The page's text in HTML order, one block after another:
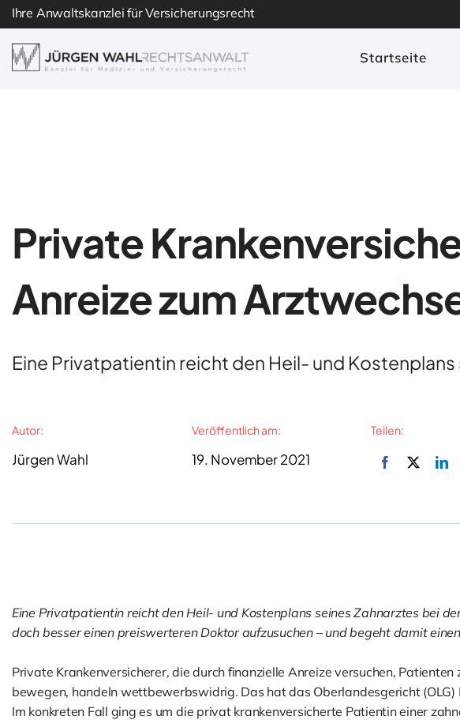
Skip
to
content
Ihre Anwaltskanzlei für Versicherungsrecht
Startseite
Private
Anreize zum
Eine Privatpatientin reicht den Heil- und Kostenplans
Autor:
Jürgen Wahl
Veröffentlich am:
19. November 2021
Teilen:
Eine Privatpatientin reicht den Heil- und Kostenplans seines Zahnarztes bei
doch besser einen preiswerteren Doktor aufzusuchen – und begeht damit
Private Krankenversicherer, die durch finanzielle Anreize versuchen,
bewegen, handeln wettbewerbswidrig. Das hat das Oberlandesgericht
Im konkreten Fall ging es um die privat krankenversicherte Patientin einer